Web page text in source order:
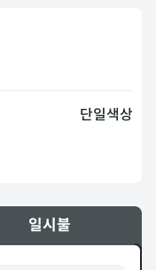
단일색상
일시불